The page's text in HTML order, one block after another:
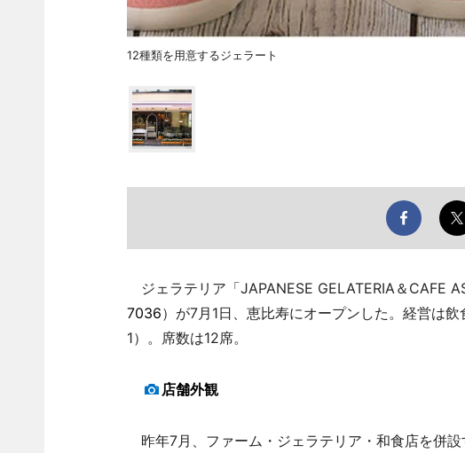
12種類を用意するジェラート
ジェラテリア「JAPANESE GELATERIA＆CAFE
7036）が7月1日、恵比寿にオープンした。経営は
1）。席数は12席。
店舗外観
昨年7月、ファーム・ジェラテリア・和食店を併